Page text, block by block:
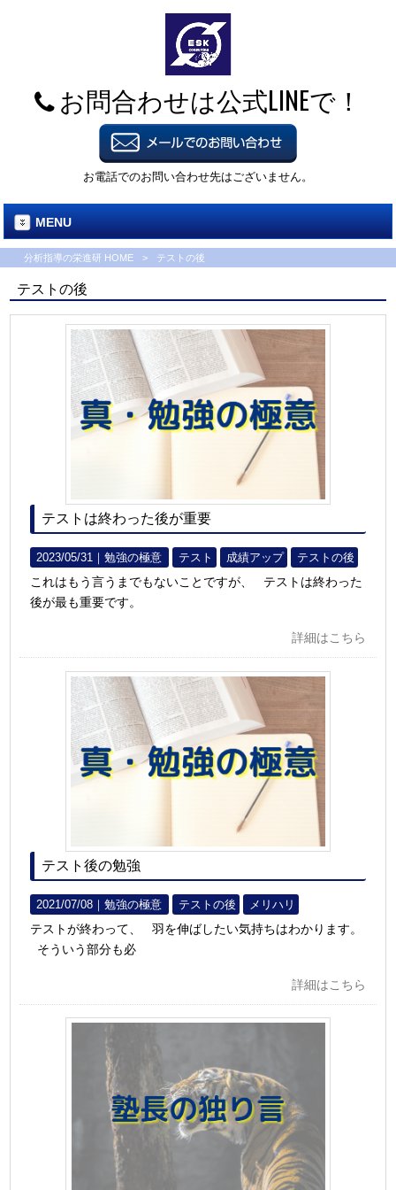
お問合わせは公式LINEで！
お電話でのお問い合わせ先はございません。
MENU
分析指導の栄進研 HOME > テストの後
テストの後
テストは終わった後が重要
2023/05/31｜勉強の極意 テスト 成績アップ テストの後
これはもう言うまでもないことですが、 テストは終わった
後が最も重要です。
詳細はこちら
テスト後の勉強
2021/07/08｜勉強の極意 テストの後 メリハリ
テストが終わって、 羽を伸ばしたい気持ちはわかります。
そういう部分も必
詳細はこちら